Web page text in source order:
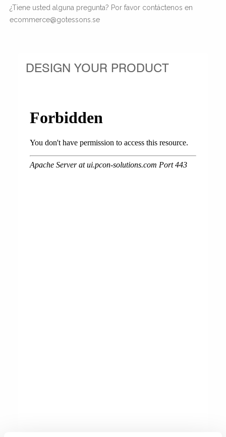
¿Tiene usted alguna pregunta? Por favor contáctenos en
ecommerce@gotessons.se
DESIGN YOUR PRODUCT